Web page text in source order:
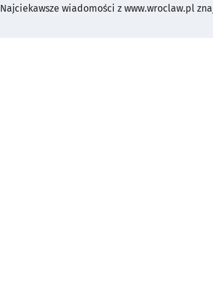
Najciekawsze wiadomości z www.wroclaw.pl